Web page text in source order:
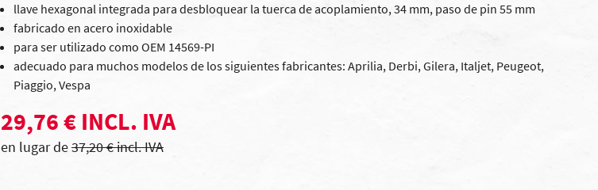
llave hexagonal integrada para desbloquear la tuerca de acoplamiento, 34 mm, paso de pin 55 mm
fabricado en acero inoxidable
para ser utilizado como OEM 14569-PI
adecuado para muchos modelos de los siguientes fabricantes: Aprilia, Derbi, Gilera, Italjet, Peugeot,
Piaggio, Vespa
29,76 € INCL. IVA
en lugar de37,20 € incl. IVA